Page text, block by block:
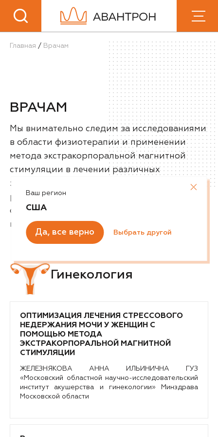
Главная / Врачам
ВРАЧАМ
Мы внимательно следим за исследованиями
в области физиотерапии и применении
метода экстракорпоральной магнитной
стимуляции в лечении различных
заболеваний. Для специалистов,
работающих с данным методом мы
собираем научные публикации, с которыми
вы можете ознакомиться.
Гинекология
ОПТИМИЗАЦИЯ ЛЕЧЕНИЯ СТРЕССОВОГО
НЕДЕРЖАНИЯ МОЧИ У ЖЕНЩИН С
ПОМОЩЬЮ МЕТОДА
ЭКСТРАКОРПОРАЛЬНОЙ МАГНИТНОЙ
СТИМУЛЯЦИИ
ЖЕЛЕЗНЯКОВА АННА ИЛЬИНИЧНА ГУЗ
«Московский областной научно-исследовательский
институт акушерства и гинекологии» Минздрава
Московской области
Ингушетия
Иркутская область
Калининградская область
Карелия
Кировская область
Коми
Краснодарский край
Красноярский край
Курганская область
Курская область
Ленинградская область
Липецкая область
Марий Эл
Мордовия
Московская область
Нижегородская область
Новгородская область
Новосибирская область
О
Оренбургская область
Орловская область
П
Ваш регион
США
Да, все верно Выбрать другой